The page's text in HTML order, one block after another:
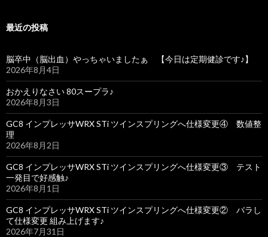
最近の投稿
脳卒中（脳出血）やっちゃいましたぁ 【今日は定期健診です♪】
2026年8月4日
おかえりなさい 80スープラ♪
2026年8月3日
GC8 インプレッサWRX STi ツインスプリングへ仕様変更④ 数値整
理
2026年8月2日
GC8 インプレッサWRX STi ツインスプリングへ仕様変更③ テスト
一発目で好感触♪
2026年8月1日
GC8 インプレッサWRX STi ツインスプリングへ仕様変更② バラし
て仕様変更 組み上げます♪
2026年7月31日